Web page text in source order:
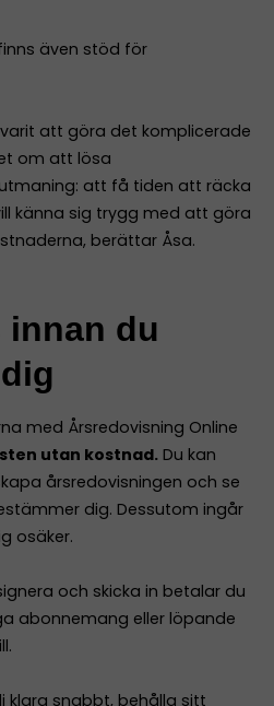
även stöd för
att göra det komplicerade
om att lösa
att få tiden att räcka
känna sig trygg med att göra
berättar Åsa.
innan du
med Årsredovisning Online
utan kostnad. Du kan
årsredovisningen och se
dig. Dessutom ingår
osäker.
och skicka in betalar du
abonnemang eller löpande
klara snabbt, behålla sitt